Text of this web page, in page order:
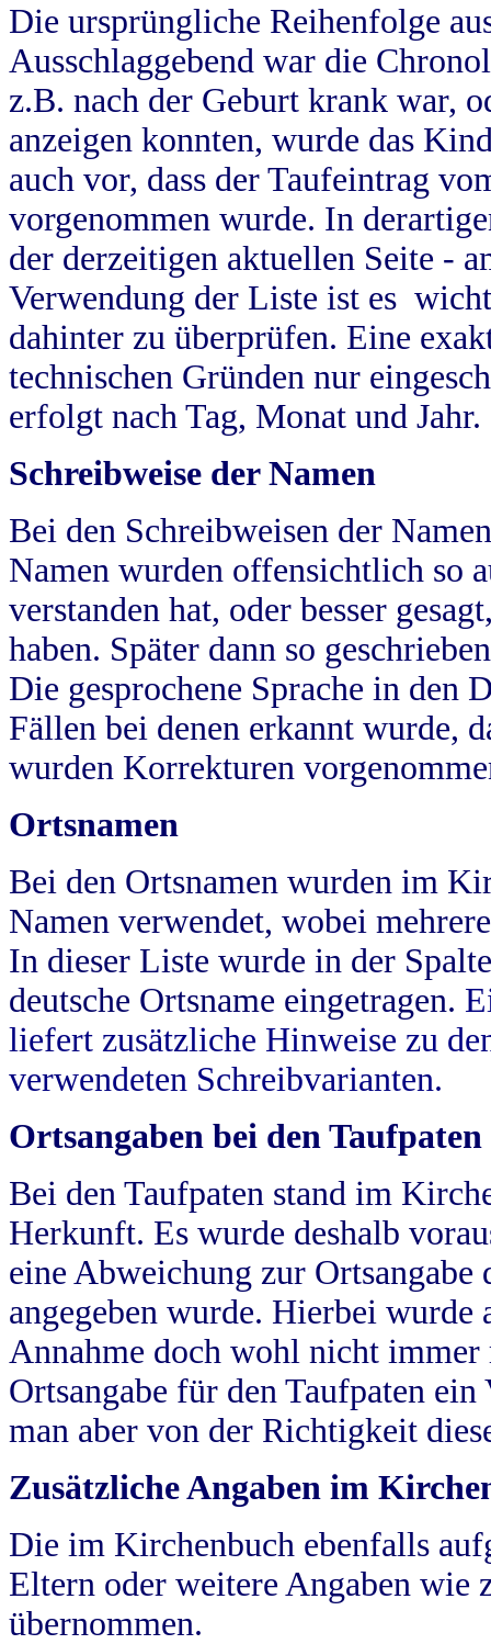
Die ursprüngliche Reihenfolge
Ausschlaggebend war die
z.B. nach der Geburt krank war,
anzeigen konnten, wurde das
auch vor, dass der Taufeintrag
vorgenommen wurde. In
der derzeitigen aktuellen Seite -
Verwendung der Liste ist es
dahinter zu überprüfen. Eine
technischen Gründen nur
erfolgt nach Tag, Monat und Jahr.
Schreibweise der Namen
Bei den Schreibweisen der
Namen wurden offensichtlich so
verstanden hat, oder besser
haben. Später dann so
Die gesprochene Sprache in
Fällen bei denen erkannt wurde,
wurden Korrekturen
Ortsnamen
Bei den Ortsnamen wurden im
Namen verwendet, wobei
In dieser Liste wurde in der
deutsche Ortsname eingetragen.
liefert zusätzliche Hinweise zu
verwendeten Schreibvarianten.
Ortsangaben bei den Taufpaten
Bei den Taufpaten stand im
Herkunft. Es wurde deshalb
eine Abweichung zur
angegeben wurde. Hierbei wurde
Annahme doch wohl nicht
Ortsangabe für den Taufpaten
man aber von der Richtigkeit
Zusätzliche Angaben im
Die im Kirchenbuch ebenfalls
Eltern oder weitere Angaben wie
übernommen.